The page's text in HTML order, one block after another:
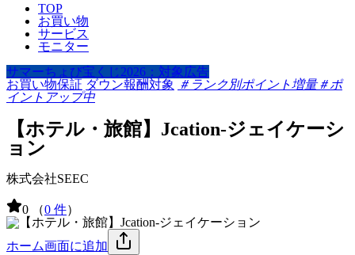
TOP
お買い物
サービス
モニター
サマーちょび宝くじ2026：対象広告
お買い物保証 ダウン報酬対象 ＃ランク別ポイント増量＃ポ
イントアップ中
【ホテル・旅館】Jcation-ジェイケーシ
ョン
株式会社SEEC
0 （0 件）
ホーム画面に追加